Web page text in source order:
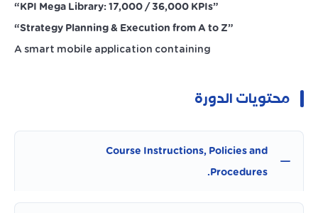
“KPI Mega Library: 17,000 / 36,000 KPIs”
“Strategy Planning & Execution from A to Z”
A smart mobile application containing
محتويات الدورة
Course Instructions, Policies and
Procedures.